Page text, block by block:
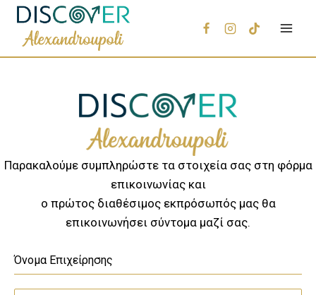
Παρακαλούμε συμπληρώστε τα στοιχεία σας στη φόρμα
επικοινωνίας και
ο πρώτος διαθέσιμος εκπρόσωπός μας θα
επικοινωνήσει σύντομα μαζί σας.
Όνομα Επιχείρησης